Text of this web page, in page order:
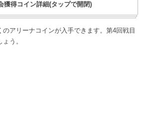
獲得コイン詳細(タップで開閉)
アリーナコインが入手できます。第4回戦目
う。